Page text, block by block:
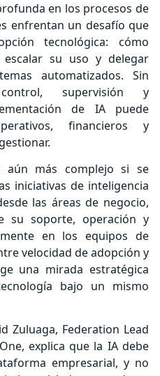
en los procesos de
enfrentan un desafío que
tecnológica: cómo
su uso y delegar
automatizados. Sin
supervisión y
de IA puede
financieros y
aún más complejo si se
iniciativas de inteligencia
las áreas de negocio,
su soporte, operación y
en los equipos de
velocidad de adopción y
una mirada estratégica
bajo un mismo
Zuluaga, Federation Lead
explica que la IA debe
empresarial, y no